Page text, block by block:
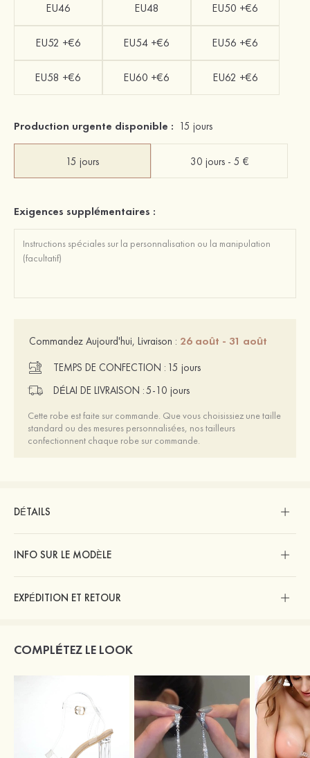
EU46 EU48 EU50 +€6
EU52 +€6 EU54 +€6 EU56 +€6
EU58 +€6 EU60 +€6 EU62 +€6
Production urgente disponible : 15 jours
15 jours 30 jours - 5 €
Exigences supplémentaires :
Commandez Aujourd'hui, Livraison : 26 août - 31 août
TEMPS DE CONFECTION : 15 jours
DÉLAI DE LIVRAISON :5-10 jours
Cette robe est faite sur commande. Que vous choisissiez une taille
standard ou des mesures personnalisées, nos tailleurs
confectionnent chaque robe sur commande.
DÉTAILS
INFO SUR LE MODÈLE
EXPÉDITION ET RETOUR
COMPLÉTEZ LE LOOK